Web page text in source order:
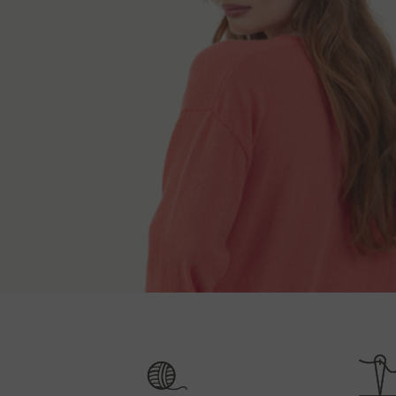
Depois de receber a ordem entraremos em